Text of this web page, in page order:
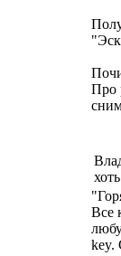
Про
Все
key.